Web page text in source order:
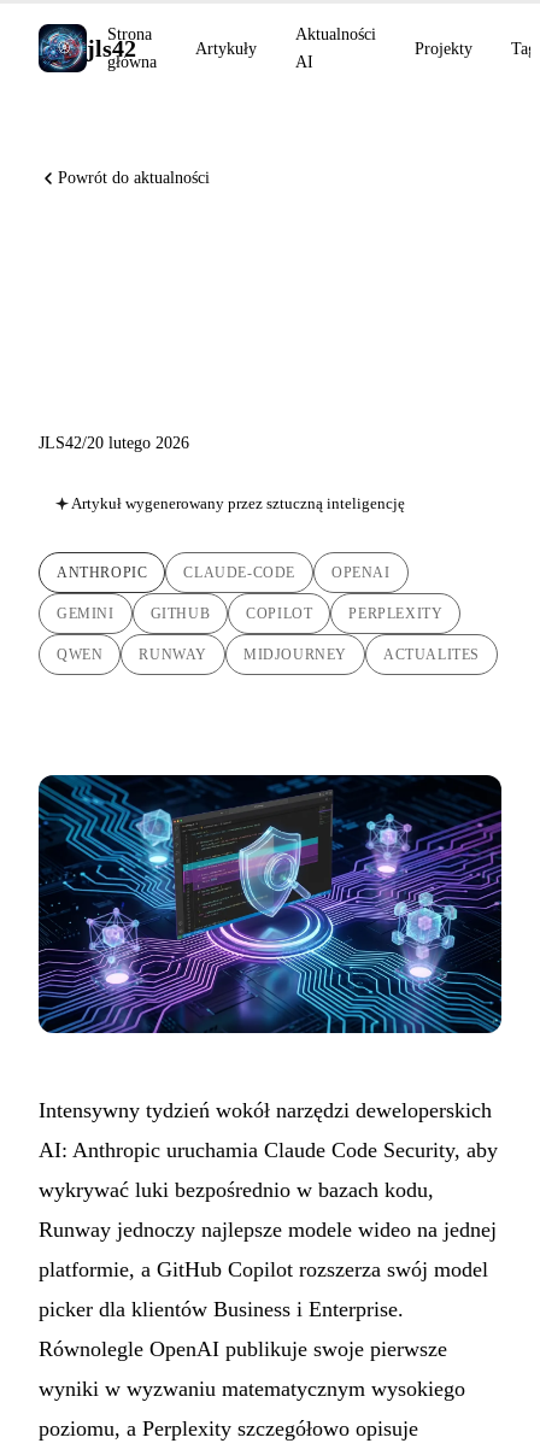
jls42
Strona
główna
Artykuły
Aktualności
AI
Projekty Tagi
Powrót do aktualności
JLS42/20 lutego 2026
Artykuł wygenerowany przez sztuczną inteligencję
ANTHROPIC CLAUDE-CODE OPENAI
GEMINI GITHUB COPILOT PERPLEXITY
QWEN RUNWAY MIDJOURNEY ACTUALITES
Intensywny tydzień wokół narzędzi deweloperskich
AI: Anthropic uruchamia Claude Code Security, aby
wykrywać luki bezpośrednio w bazach kodu,
Runway jednoczy najlepsze modele wideo na jednej
platformie, a GitHub Copilot rozszerza swój model
picker dla klientów Business i Enterprise.
Równolegle OpenAI publikuje swoje pierwsze
wyniki w wyzwaniu matematycznym wysokiego
poziomu, a Perplexity szczegółowo opisuje